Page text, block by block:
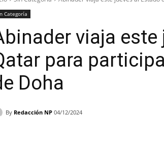
Categoría
viaja este
para
Doha
By Redacción NP 04/12/2024